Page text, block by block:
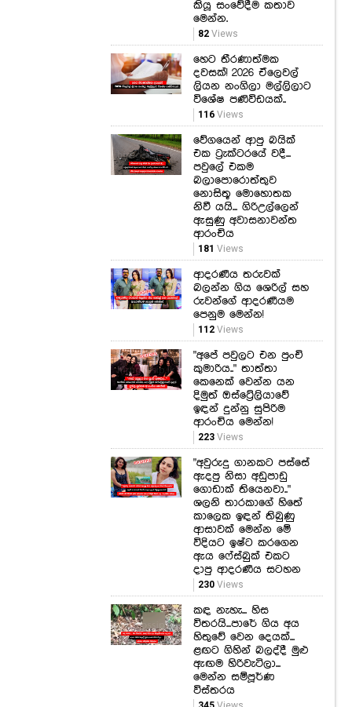
"ජීවිතේ කොච්චර දුර
ගියත් මම හැමදාම
ඔයාගේ අක්කා.." නෙත්මි
රොෂෙල් නංගි ගැන
කියූ සංවේදීම කතාව
මෙන්න.
82Views
හෙට තීරණාත්මක
දවසක්! 2026 ඒලෙවල්
ලියන නංගිලා මල්ලිලාට
විශේෂ පණිවිඩයක්..
116Views
වේගයෙන් ආපු බයික්
එක ට්‍රැක්ටරයේ වදී...
පවුලේ එකම
බලාපොරොත්තුව
නොසිතූ මොහොතක
නිවී යයි... ගිරිඋල්ලෙන්
ඇසුණු අවාසනාවන්ත
ආරංචිය
181Views
ආදරණීය තරුවක්
බලන්න ගිය ශෙරිල් සහ
රුවන්ගේ ආදරණීයම
පෙනුම මෙන්න!
112Views
"අපේ පවුලට එන පුංචි
කුමාරිය.." තාත්තා
කෙනෙක් වෙන්න යන
දිමුත් ඔස්ට්‍රේලියාවේ
ඉඳන් දුන්නු සුපිරිම
ආරංචිය මෙන්න!
223Views
"අවුරුදු ගානකට පස්සේ
ඇදපු නිසා අඩුපාඩු
ගොඩාක් තියෙනවා.."
ශලනි තාරකාගේ හිතේ
කාලෙක ඉඳන් තිබුණු
ආසාවක් මෙන්න මේ
විදියට ඉෂ්ට කරගෙන
ඇය ෆේස්බුක් එකට
දාපු ආදරණීය සටහන
230Views
කඳ නැහැ... හිස
විතරයි...පාරේ ගිය අය
හිතුවේ වෙන දෙයක්...